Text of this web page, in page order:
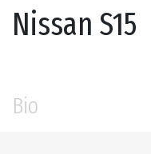
Nissan S15
Bio